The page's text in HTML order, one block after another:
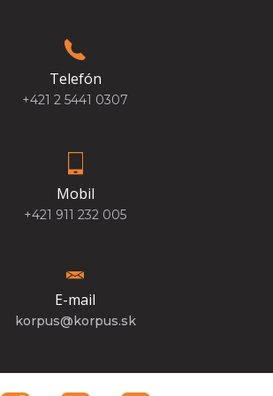
Telefón
+421 2 5441 0307
Mobil
+421 911 232 005
E-mail
korpus@korpus.sk